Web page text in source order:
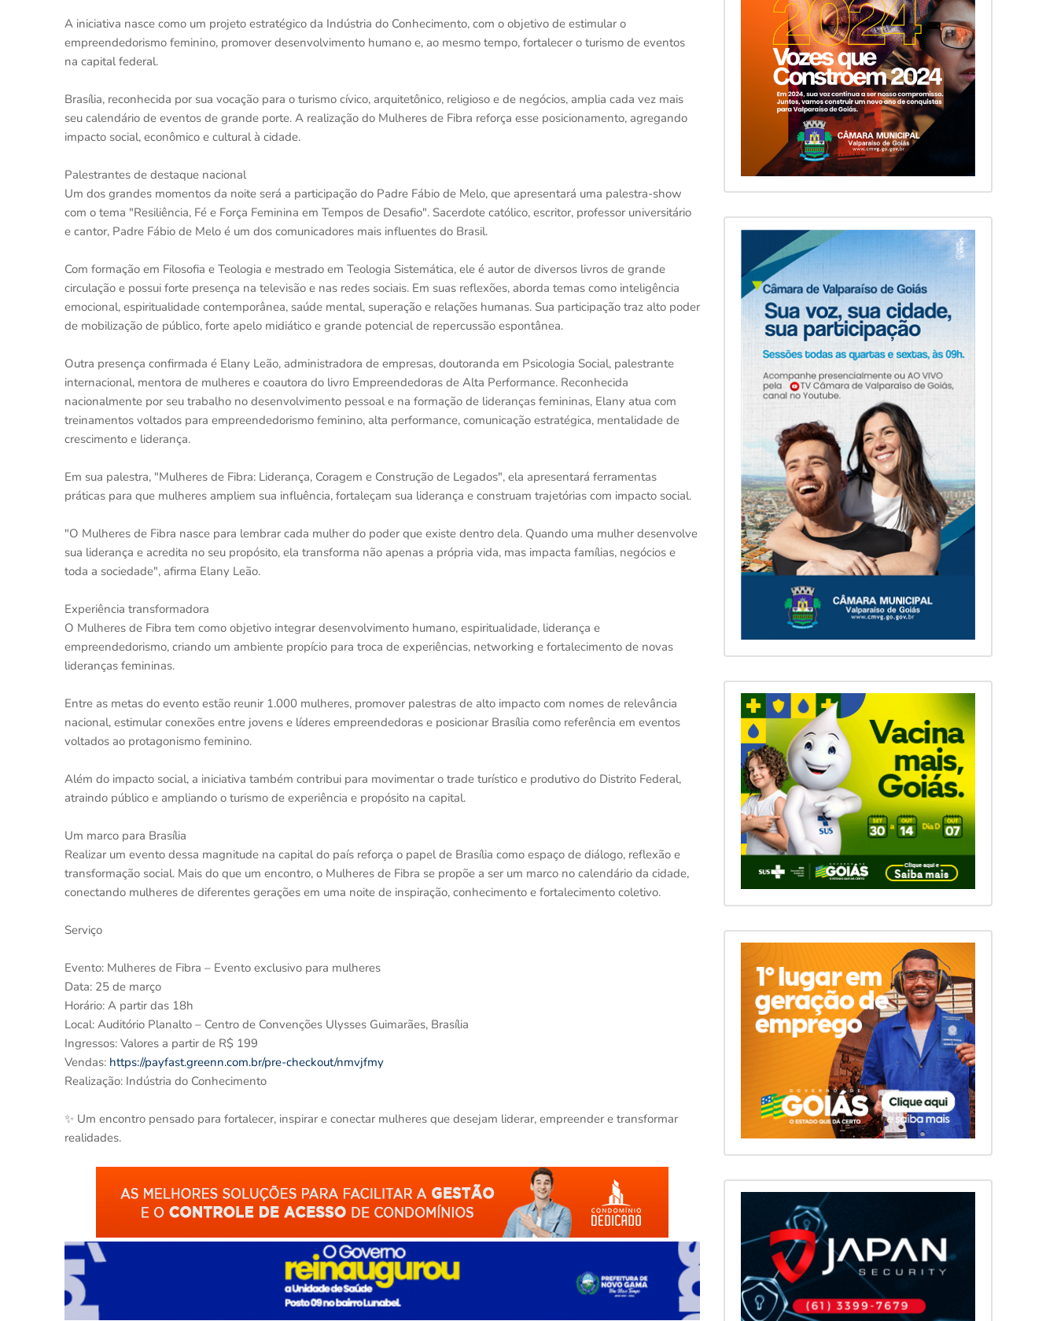
A iniciativa nasce como um projeto estratégico da Indústria do Conhecimento, com o objetivo de estimular o
empreendedorismo feminino, promover desenvolvimento humano e, ao mesmo tempo, fortalecer o turismo de eventos
na capital federal.
Brasília, reconhecida por sua vocação para o turismo cívico, arquitetônico, religioso e de negócios, amplia cada vez mais
seu calendário de eventos de grande porte. A realização do Mulheres de Fibra reforça esse posicionamento, agregando
impacto social, econômico e cultural à cidade.
Palestrantes de destaque nacional
Um dos grandes momentos da noite será a participação do Padre Fábio de Melo, que apresentará uma palestra-show
com o tema "Resiliência, Fé e Força Feminina em Tempos de Desafio". Sacerdote católico, escritor, professor universitário
e cantor, Padre Fábio de Melo é um dos comunicadores mais influentes do Brasil.
Com formação em Filosofia e Teologia e mestrado em Teologia Sistemática, ele é autor de diversos livros de grande
circulação e possui forte presença na televisão e nas redes sociais. Em suas reflexões, aborda temas como inteligência
emocional, espiritualidade contemporânea, saúde mental, superação e relações humanas. Sua participação traz alto poder
de mobilização de público, forte apelo midiático e grande potencial de repercussão espontânea.
Outra presença confirmada é Elany Leão, administradora de empresas, doutoranda em Psicologia Social, palestrante
internacional, mentora de mulheres e coautora do livro Empreendedoras de Alta Performance. Reconhecida
nacionalmente por seu trabalho no desenvolvimento pessoal e na formação de lideranças femininas, Elany atua com
treinamentos voltados para empreendedorismo feminino, alta performance, comunicação estratégica, mentalidade de
crescimento e liderança.
Em sua palestra, "Mulheres de Fibra: Liderança, Coragem e Construção de Legados", ela apresentará ferramentas
práticas para que mulheres ampliem sua influência, fortaleçam sua liderança e construam trajetórias com impacto social.
"O Mulheres de Fibra nasce para lembrar cada mulher do poder que existe dentro dela. Quando uma mulher desenvolve
sua liderança e acredita no seu propósito, ela transforma não apenas a própria vida, mas impacta famílias, negócios e
toda a sociedade", afirma Elany Leão.
Experiência transformadora
O Mulheres de Fibra tem como objetivo integrar desenvolvimento humano, espiritualidade, liderança e
empreendedorismo, criando um ambiente propício para troca de experiências, networking e fortalecimento de novas
lideranças femininas.
Entre as metas do evento estão reunir 1.000 mulheres, promover palestras de alto impacto com nomes de relevância
nacional, estimular conexões entre jovens e líderes empreendedoras e posicionar Brasília como referência em eventos
voltados ao protagonismo feminino.
Além do impacto social, a iniciativa também contribui para movimentar o trade turístico e produtivo do Distrito Federal,
atraindo público e ampliando o turismo de experiência e propósito na capital.
Um marco para Brasília
Realizar um evento dessa magnitude na capital do país reforça o papel de Brasília como espaço de diálogo, reflexão e
transformação social. Mais do que um encontro, o Mulheres de Fibra se propõe a ser um marco no calendário da cidade,
conectando mulheres de diferentes gerações em uma noite de inspiração, conhecimento e fortalecimento coletivo.
Serviço
Evento: Mulheres de Fibra – Evento exclusivo para mulheres
Data: 25 de março
Horário: A partir das 18h
Local: Auditório Planalto – Centro de Convenções Ulysses Guimarães, Brasília
Ingressos: Valores a partir de R$ 199
Vendas: https://payfast.greenn.com.br/pre-checkout/nmvjfmy
Realização: Indústria do Conhecimento
✨ Um encontro pensado para fortalecer, inspirar e conectar mulheres que desejam liderar, empreender e transformar
realidades.